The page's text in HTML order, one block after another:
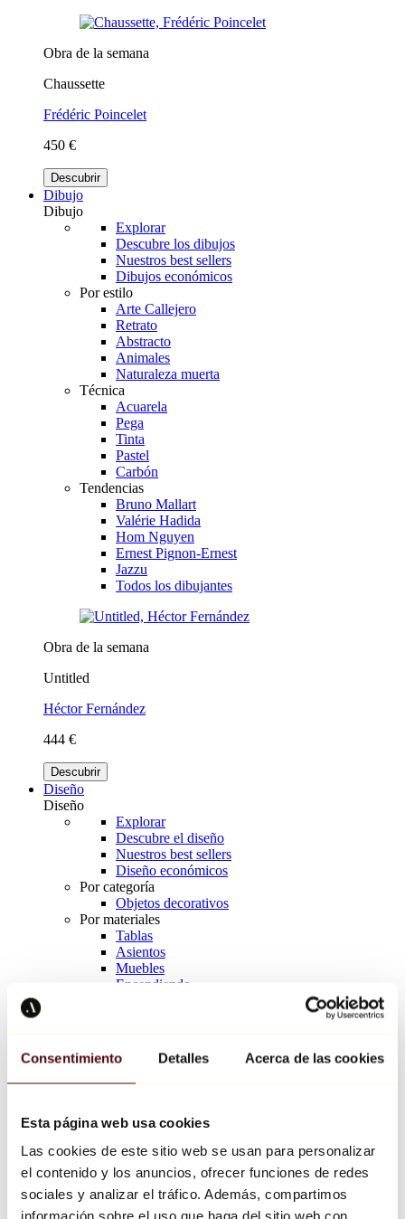
Consentimiento Detalles Acerca de las cookies
Esta página web usa cookies
Las cookies de este sitio web se usan para personalizar
el contenido y los anuncios, ofrecer funciones de redes
sociales y analizar el tráfico. Además, compartimos
información sobre el uso que haga del sitio web con
Obra de la semana
Chaussette
Frédéric Poincelet
450 €
Descubrir
Dibujo
Dibujo
Explorar
Descubre los dibujos
Nuestros best sellers
Dibujos económicos
Por estilo
Arte Callejero
Retrato
Abstracto
Animales
Naturaleza muerta
Técnica
Acuarela
Pega
Tinta
Pastel
Carbón
Tendencias
Bruno Mallart
Valérie Hadida
Hom Nguyen
Ernest Pignon-Ernest
Jazzu
Todos los dibujantes
Obra de la semana
Untitled
Héctor Fernández
444 €
Descubrir
Diseño
Diseño
Explorar
Descubre el diseño
Nuestros best sellers
Diseño económicos
Por categoría
Objetos decorativos
Por materiales
Tablas
Asientos
Muebles
Encendiendo
Richard Orlinski
Keith Haring
Jeff Koons
Jean-Michel Basquiat
Todos los diseñadores
Obra de la semana